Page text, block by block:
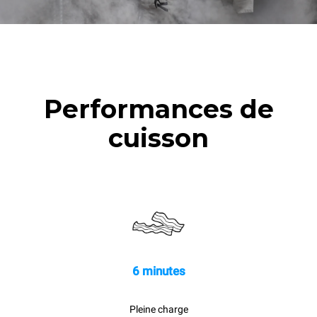
cuissons vapeur
2 heures à four vide à 180
°C
Performances de
cuisson
6 minutes
Pleine charge